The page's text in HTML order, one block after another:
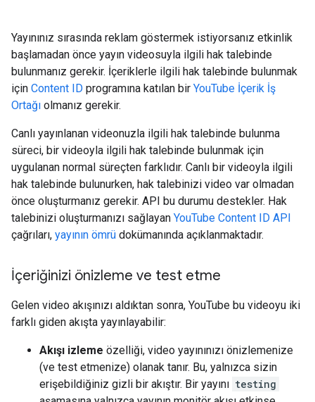
Yayınınız sırasında reklam göstermek istiyorsanız etkinlik
başlamadan önce yayın videosuyla ilgili hak talebinde
bulunmanız gerekir. İçeriklerle ilgili hak talebinde bulunmak
için Content ID programına katılan bir YouTube İçerik İş
Ortağı olmanız gerekir.
Canlı yayınlanan videonuzla ilgili hak talebinde bulunma
süreci, bir videoyla ilgili hak talebinde bulunmak için
uygulanan normal süreçten farklıdır. Canlı bir videoyla ilgili
hak talebinde bulunurken, hak talebinizi video var olmadan
önce oluşturmanız gerekir. API bu durumu destekler. Hak
talebinizi oluşturmanızı sağlayan YouTube Content ID API
çağrıları, yayının ömrü dokümanında açıklanmaktadır.
İçeriğinizi önizleme ve test etme
Gelen video akışınızı aldıktan sonra, YouTube bu videoyu iki
farklı giden akışta yayınlayabilir:
Akışı izleme özelliği, video yayınınızı önizlemenize
(ve test etmenize) olanak tanır. Bu, yalnızca sizin
erişebildiğiniz gizli bir akıştır. Bir yayını testing